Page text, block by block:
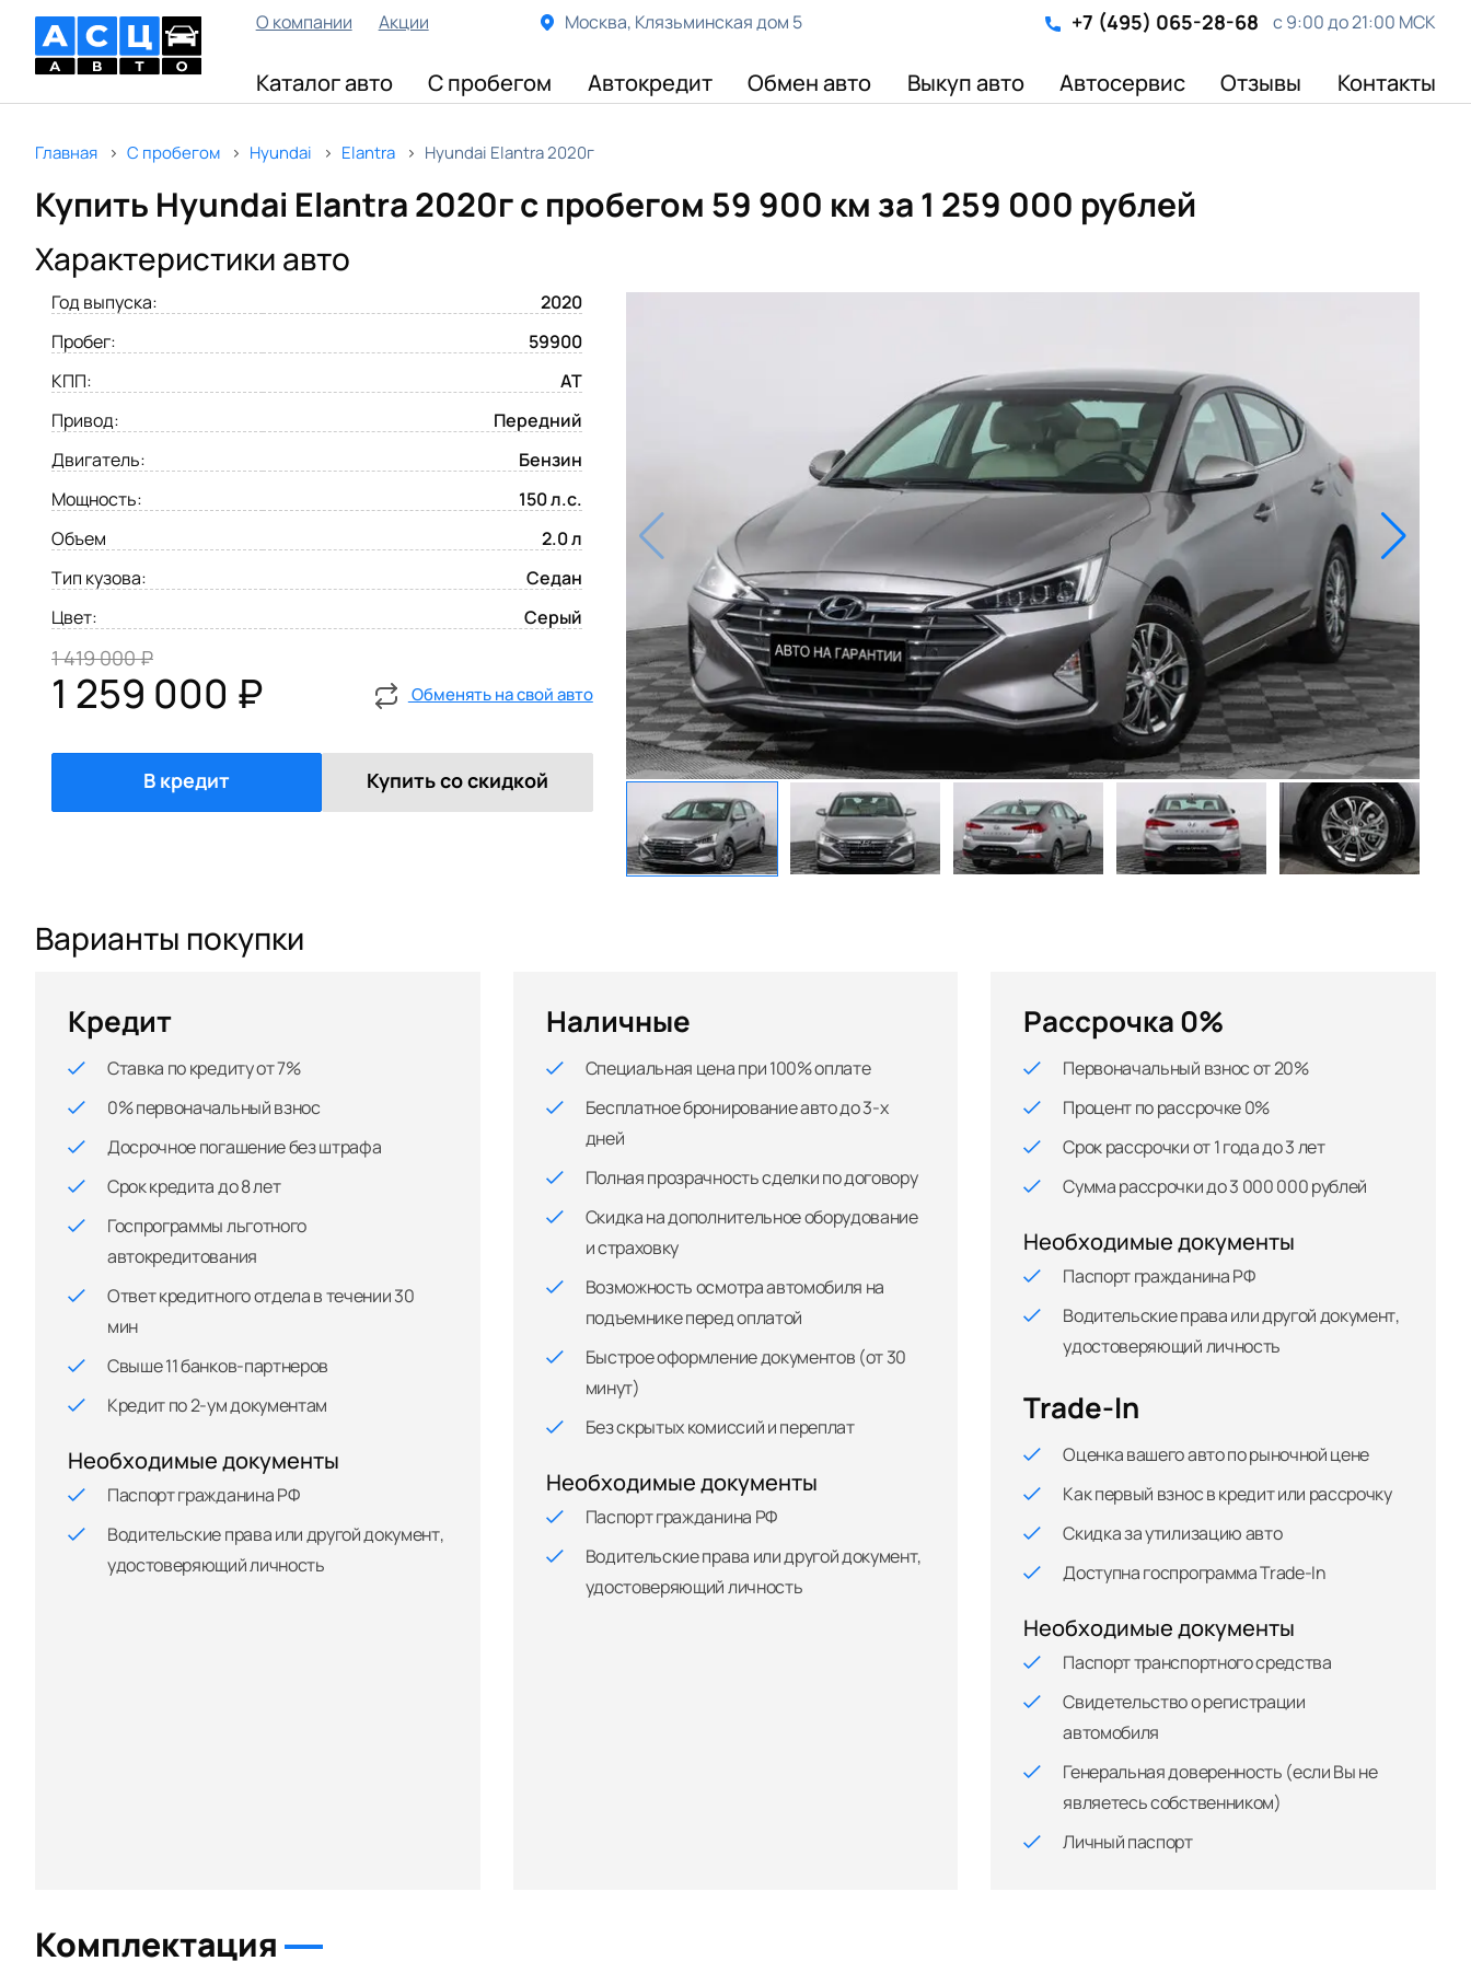
О компании Акции Москва, Клязьминская дом 5 +7 (495) 065-28-68 с 9:00 до 21:00 МСК
Каталог авто С пробегом Автокредит Обмен авто Выкуп авто Автосервис Отзывы Контакты
Главная С пробегом Hyundai Elantra Hyundai Elantra 2020г
Купить Hyundai Elantra 2020г с пробегом 59 900 км за 1 259 000 рублей
Характеристики авто
Год выпуска:
2020
Пробег:
59900
КПП:
AT
Привод:
Передний
Двигатель:
Бензин
Мощность:
150 л.с.
Объем
2.0 л
Тип кузова:
Седан
Цвет:
Серый
1 419 000 ₽
1 259 000 ₽ Обменять на свой авто
В кредит Купить со скидкой
Варианты покупки
Кредит
Ставка по кредиту от 7%
0% первоначальный взнос
Досрочное погашение без штрафа
Срок кредита до 8 лет
Госпрограммы льготного
автокредитования
Ответ кредитного отдела в течении 30
мин
Свыше 11 банков-партнеров
Кредит по 2-ум документам
Необходимые документы
Паспорт гражданина РФ
Водительские права или другой документ,
удостоверяющий личность
Наличные
Специальная цена при 100% оплате
Бесплатное бронирование авто до 3-х
дней
Полная прозрачность сделки по договору
Скидка на дополнительное оборудование
и страховку
Возможность осмотра автомобиля на
подъемнике перед оплатой
Быстрое оформление документов (от 30
минут)
Без скрытых комиссий и переплат
Необходимые документы
Паспорт гражданина РФ
Водительские права или другой документ,
удостоверяющий личность
Рассрочка 0%
Первоначальный взнос от 20%
Процент по рассрочке 0%
Срок рассрочки от 1 года до 3 лет
Сумма рассрочки до 3 000 000 рублей
Необходимые документы
Паспорт гражданина РФ
Водительские права или другой документ,
удостоверяющий личность
Trade-In
Оценка вашего авто по рыночной цене
Как первый взнос в кредит или рассрочку
Скидка за утилизацию авто
Доступна госпрограмма Trade-In
Необходимые документы
Паспорт транспортного средства
Свидетельство о регистрации
автомобиля
Генеральная доверенность (если Вы не
являетесь собственником)
Личный паспорт
Комплектация